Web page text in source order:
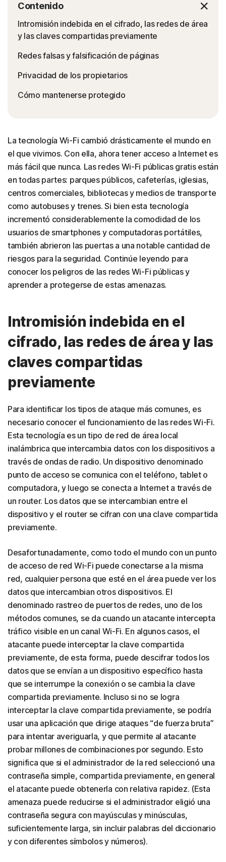
Contenido
Intromisión indebida en el cifrado, las redes de área
y las claves compartidas previamente
Redes falsas y falsificación de páginas
Privacidad de los propietarios
Cómo mantenerse protegido
La tecnología Wi-Fi cambió drásticamente el mundo en
el que vivimos. Con ella, ahora tener acceso a Internet es
más fácil que nunca. Las redes Wi-Fi públicas gratis están
en todas partes: parques públicos, cafeterías, iglesias,
centros comerciales, bibliotecas y medios de transporte
como autobuses y trenes. Si bien esta tecnología
incrementó considerablemente la comodidad de los
usuarios de smartphones y computadoras portátiles,
también abrieron las puertas a una notable cantidad de
riesgos para la seguridad. Continúe leyendo para
conocer los peligros de las redes Wi-Fi públicas y
aprender a protegerse de estas amenazas.
Intromisión indebida en el
cifrado, las redes de área y las
claves compartidas
previamente
Para identificar los tipos de ataque más comunes, es
necesario conocer el funcionamiento de las redes Wi-Fi.
Esta tecnología es un tipo de red de área local
inalámbrica que intercambia datos con los dispositivos a
través de ondas de radio. Un dispositivo denominado
punto de acceso se comunica con el teléfono, tablet o
computadora, y luego se conecta a Internet a través de
un router. Los datos que se intercambian entre el
dispositivo y el router se cifran con una clave compartida
previamente.
Desafortunadamente, como todo el mundo con un punto
de acceso de red Wi-Fi puede conectarse a la misma
red, cualquier persona que esté en el área puede ver los
datos que intercambian otros dispositivos. El
denominado rastreo de puertos de redes, uno de los
métodos comunes, se da cuando un atacante intercepta
tráfico visible en un canal Wi-Fi. En algunos casos, el
atacante puede interceptar la clave compartida
previamente, de esta forma, puede descifrar todos los
datos que se envían a un dispositivo específico hasta
que se interrumpe la conexión o se cambia la clave
compartida previamente. Incluso si no se logra
interceptar la clave compartida previamente, se podría
usar una aplicación que dirige ataques “de fuerza bruta”
para intentar averiguarla, y que permite al atacante
probar millones de combinaciones por segundo. Esto
significa que si el administrador de la red seleccionó una
contraseña simple, compartida previamente, en general
el atacante puede obtenerla con relativa rapidez. (Esta
amenaza puede reducirse si el administrador eligió una
contraseña segura con mayúsculas y minúsculas,
suficientemente larga, sin incluir palabras del diccionario
y con diferentes símbolos y números).